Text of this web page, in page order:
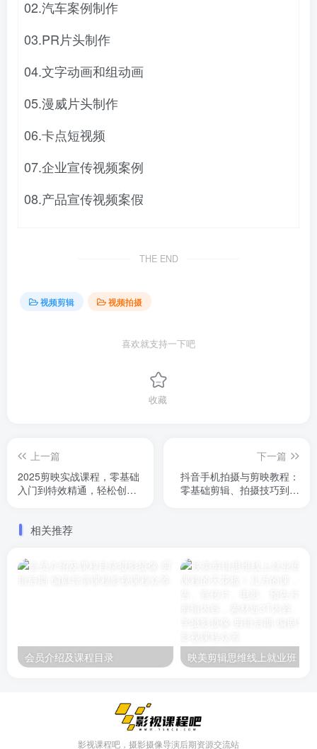
02.汽车案例制作
03.PR片头制作
04.文字动画和组动画
05.漫威片头制作
06.卡点短视频
07.企业宣传视频案例
08.产品宣传视频案假
THE END
视频剪辑 视频拍摄
喜欢就支持一下吧
收藏
上一篇
2025剪映实战课程，零基础
入门到特效精通，轻松创作
下一篇
抖音手机拍摄与剪映教程：
零基础剪辑、拍摄技巧到账
相关推荐
会员介绍及课程目录
影视课程吧，摄影摄像导演后期资源交流站